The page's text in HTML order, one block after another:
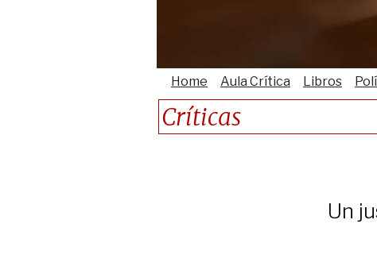
Home Aula Crítica Libros
Críticas
Un